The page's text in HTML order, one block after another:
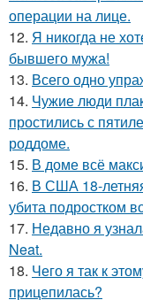
операции на лице.
12. Я никогда не
бывшего мужа!
13. Всего одно
14. Чужие люди
простились с
роддоме.
15. В доме всё
16. В США 18-
убита подростком
17. Недавно я
Neat.
18. Чего я так к
прицепилась?